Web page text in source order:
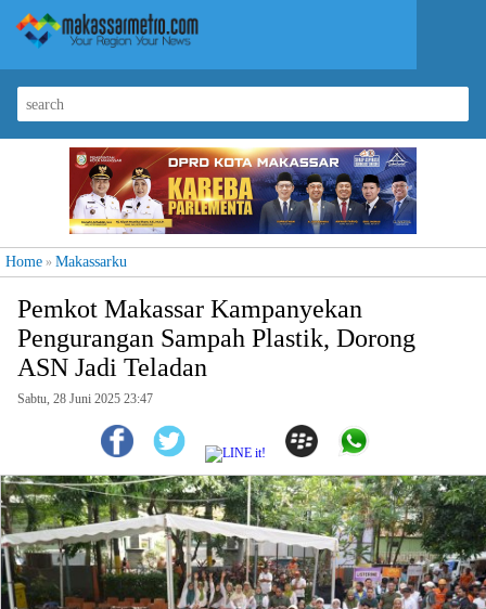
Home » Makassarku
Pemkot Makassar Kampanyekan
Pengurangan Sampah Plastik, Dorong
ASN Jadi Teladan
Sabtu, 28 Juni 2025 23:47